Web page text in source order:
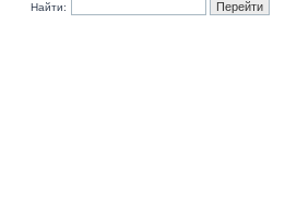
Найти: